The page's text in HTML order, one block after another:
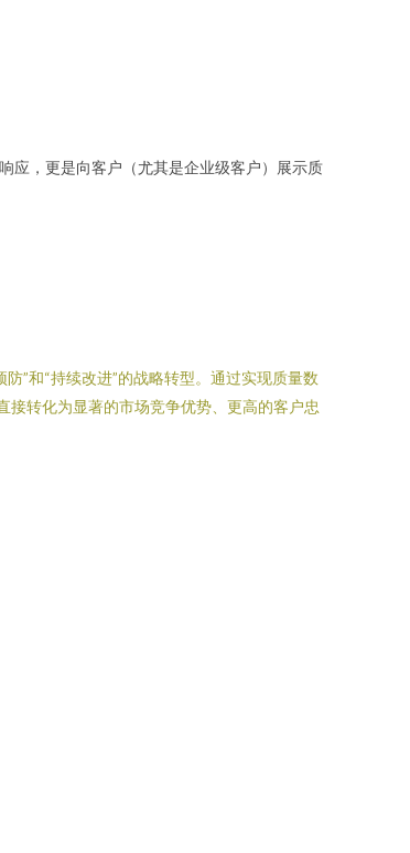
应，更是向客户（尤其是企业级客户）展示质
”和“持续改进”的战略转型。通过实现质量数
转化为显著的市场竞争优势、更高的客户忠